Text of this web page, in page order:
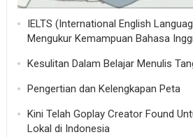
IELTS (International English
Mengukur Kemampuan Bahasa
Kesulitan Dalam Belajar Menulis
Pengertian dan Kelengkapan Peta
Kini Telah Goplay Creator Found
Lokal di Indonesia